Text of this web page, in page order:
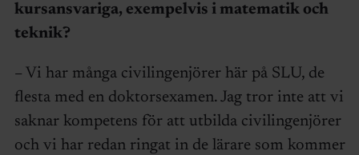
kursansvariga, exempelvis i matematik och
teknik?
– Vi har många civilingenjörer här på SLU, de
flesta med en doktorsexamen. Jag tror inte att vi
saknar kompetens för att utbilda civilingenjörer
och vi har redan ringat in de lärare som kommer